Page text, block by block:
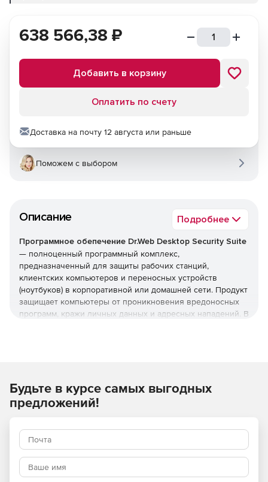
Описание Подробнее
Программное обепечение Dr.Web Desktop Security Suite
— полноценный программный комплекс,
предназначенный для защиты рабочих станций,
клиентских компьютеров и переносных устройств
(ноутбуков) в корпоративной или домашней сети. Продукт
защищает компьютеры от проникновения вредоносных
программ, кражи личных данных и адресных нападений. В
Преимущества Dr.Web Desktop
Наличие сертификатов
Dr.Web Desktop Security Suite имеет сертификаты
соответствия ФСТЭК России и ФСБ. Это означает, что
638 566,38 ₽
Добавить в корзину
Оплатить по счету
Доставка на почту 12 августа или раньше
Поможем с выбором
Будьте в курсе самых выгодных
предложений!